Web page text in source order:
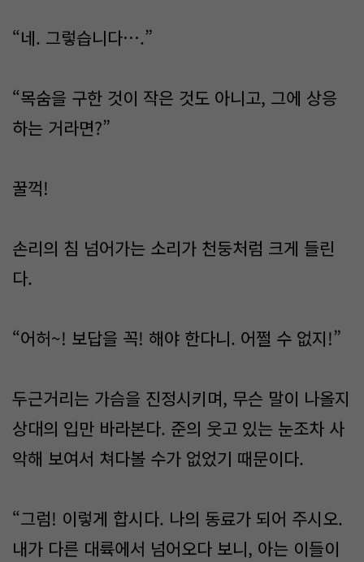
“네. 그렇습니다….”
“목숨을 구한 것이 작은 것도 아니고, 그에 상응
하는 거라면?”
꿀꺽!
손리의 침 넘어가는 소리가 천둥처럼 크게 들린
다.
“어허~! 보답을 꼭! 해야 한다니. 어쩔 수 없지!”
두근거리는 가슴을 진정시키며, 무슨 말이 나올지
상대의 입만 바라본다. 준의 웃고 있는 눈조차 사
악해 보여서 쳐다볼 수가 없었기 때문이다.
“그럼! 이렇게 합시다. 나의 동료가 되어 주시오.
내가 다른 대륙에서 넘어오다 보니, 아는 이들이